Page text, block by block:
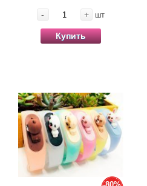
- + шт
Купить